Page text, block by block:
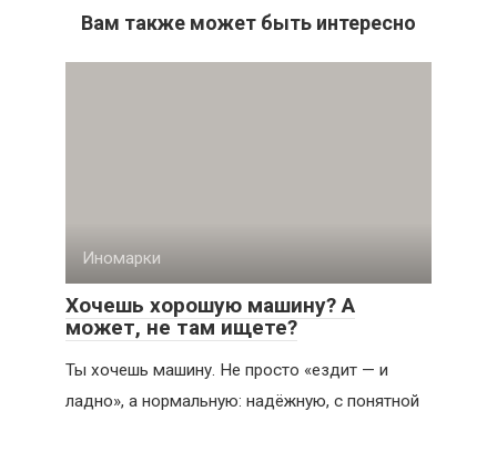
Вам также может быть интересно
Иномарки
Хочешь хорошую машину? А
может, не там ищете?
Ты хочешь машину. Не просто «ездит — и
ладно», а нормальную: надёжную, с понятной